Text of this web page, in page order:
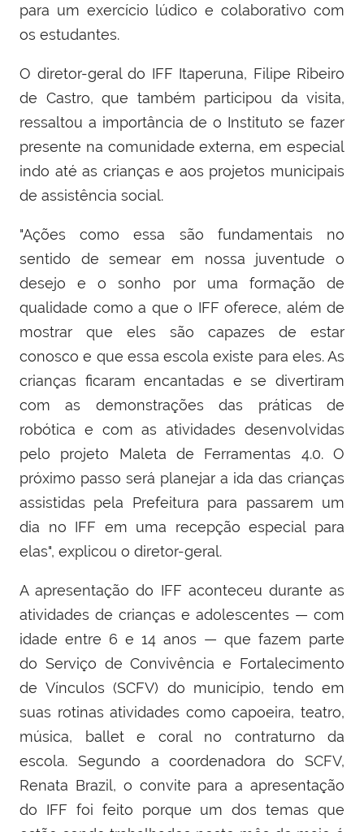
para um exercício lúdico e colaborativo com
os estudantes.
O diretor-geral do IFF Itaperuna, Filipe Ribeiro
de Castro, que também participou da visita,
ressaltou a importância de o Instituto se fazer
presente na comunidade externa, em especial
indo até as crianças e aos projetos municipais
de assistência social.
"Ações como essa são fundamentais no
sentido de semear em nossa juventude o
desejo e o sonho por uma formação de
qualidade como a que o IFF oferece, além de
mostrar que eles são capazes de estar
conosco e que essa escola existe para eles. As
crianças ficaram encantadas e se divertiram
com as demonstrações das práticas de
robótica e com as atividades desenvolvidas
pelo projeto Maleta de Ferramentas 4.0. O
próximo passo será planejar a ida das crianças
assistidas pela Prefeitura para passarem um
dia no IFF em uma recepção especial para
elas", explicou o diretor-geral.
A apresentação do IFF aconteceu durante as
atividades de crianças e adolescentes — com
idade entre 6 e 14 anos — que fazem parte
do Serviço de Convivência e Fortalecimento
de Vínculos (SCFV) do município, tendo em
suas rotinas atividades como capoeira, teatro,
música, ballet e coral no contraturno da
escola. Segundo a coordenadora do SCFV,
Renata Brazil, o convite para a apresentação
do IFF foi feito porque um dos temas que